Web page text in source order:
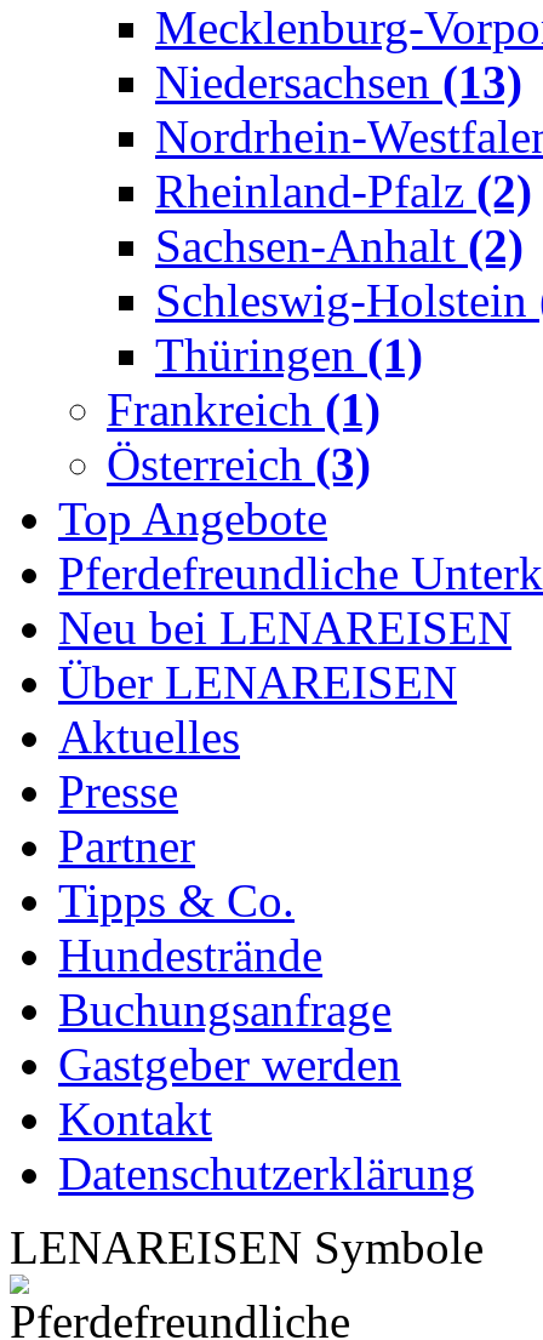
Mecklenburg-
Niedersachsen (13)
Nordrhein-
Rheinland-Pfalz (2)
Sachsen-Anhalt (2)
Schleswig-Holstein
Thüringen (1)
Frankreich (1)
Österreich (3)
Top Angebote
Pferdefreundliche
Neu bei LENAREISEN
Über LENAREISEN
Aktuelles
Presse
Partner
Tipps & Co.
Hundestrände
Buchungsanfrage
Gastgeber werden
Kontakt
Datenschutzerklärung
LENAREISEN Symbole